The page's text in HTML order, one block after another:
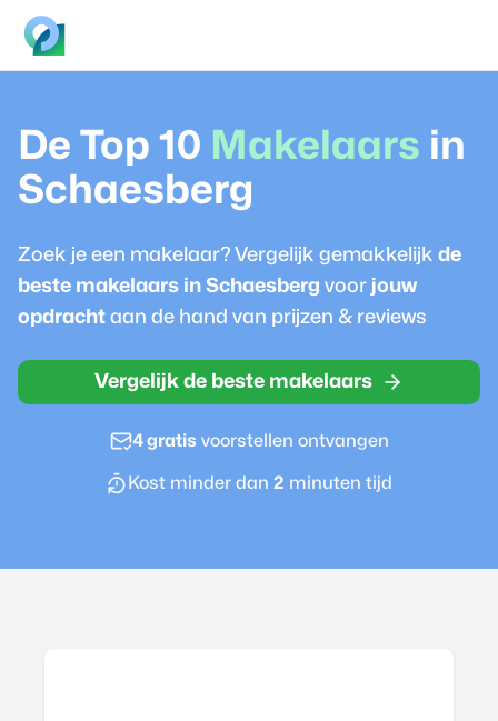
De Top 10 Makelaars in
Schaesberg
Zoek je een makelaar? Vergelijk gemakkelijk de
beste makelaars in Schaesberg voor jouw
opdracht aan de hand van prijzen & reviews
Vergelijk de beste makelaars
4 gratisvoorstellen ontvangen
Kost minder dan 2 minuten tijd